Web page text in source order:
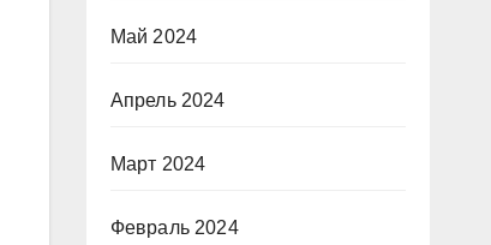
Май 2024
Апрель 2024
Март 2024
Февраль 2024